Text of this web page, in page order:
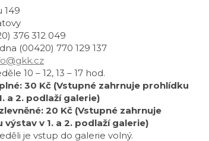
149
376 312 049
(00420) 770 129 137
10 – 12, 13 – 17 hod.
30 Kč (Vstupné zahrnuje prohlídku
a 2. podlaží galerie)
20 Kč (Vstupné zahrnuje
výstav v 1. a 2. podlaží galerie)
je vstup do galerie volný.